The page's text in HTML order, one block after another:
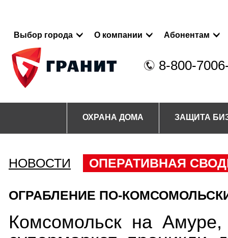
Выбор города О компании Абонентам
8-800-
ОХРАНА ДОМА ЗАЩИТА
НОВОСТИ ОПЕРАТИВНАЯ
ОГРАБЛЕНИЕ ПО-
Комсомольск на